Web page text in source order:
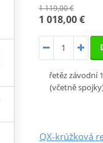
1 119,00 €
1 018,00 €
řetěz závodní
(včetně
QX-krúžková